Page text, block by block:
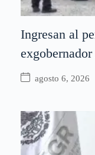
Ingresan al
agosto 6, 2026